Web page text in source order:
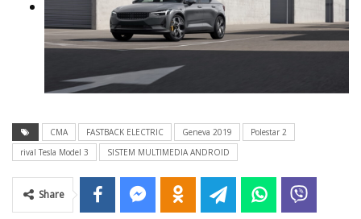
CMA FASTBACK ELECTRIC Geneva 2019
Polestar 2
rival Tesla Model 3
SISTEM MULTIMEDIA ANDROID
Share